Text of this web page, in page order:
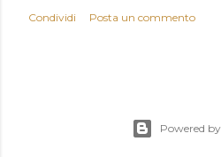
Condividi Posta un commento
Powered